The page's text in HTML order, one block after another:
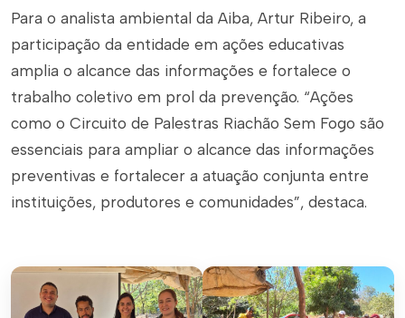
Para o analista ambiental da Aiba, Artur Ribeiro, a
participação da entidade em ações educativas
amplia o alcance das informações e fortalece o
trabalho coletivo em prol da prevenção. “Ações
como o Circuito de Palestras Riachão Sem Fogo são
essenciais para ampliar o alcance das informações
preventivas e fortalecer a atuação conjunta entre
instituições, produtores e comunidades”, destaca.